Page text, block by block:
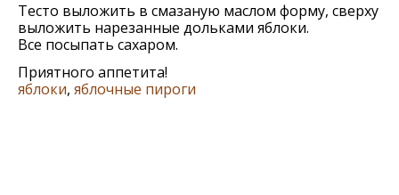
Тесто выложить в смазаную маслом форму, сверху
выложить нарезанные дольками яблоки.
Все посыпать сахаром.
Приятного аппетита!
яблоки, яблочные пироги